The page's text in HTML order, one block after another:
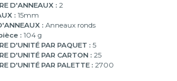
D'ANNEAUX : 2
: 15mm
: Anneaux ronds
: 104 g
D'UNITÉ PAR PAQUET : 5
D'UNITÉ PAR CARTON : 25
D'UNITÉ PAR PALETTE : 2700